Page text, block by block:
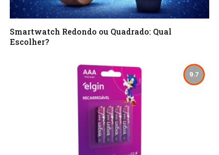
Smartwatch Redondo ou Quadrado: Qual
Escolher?
9.7